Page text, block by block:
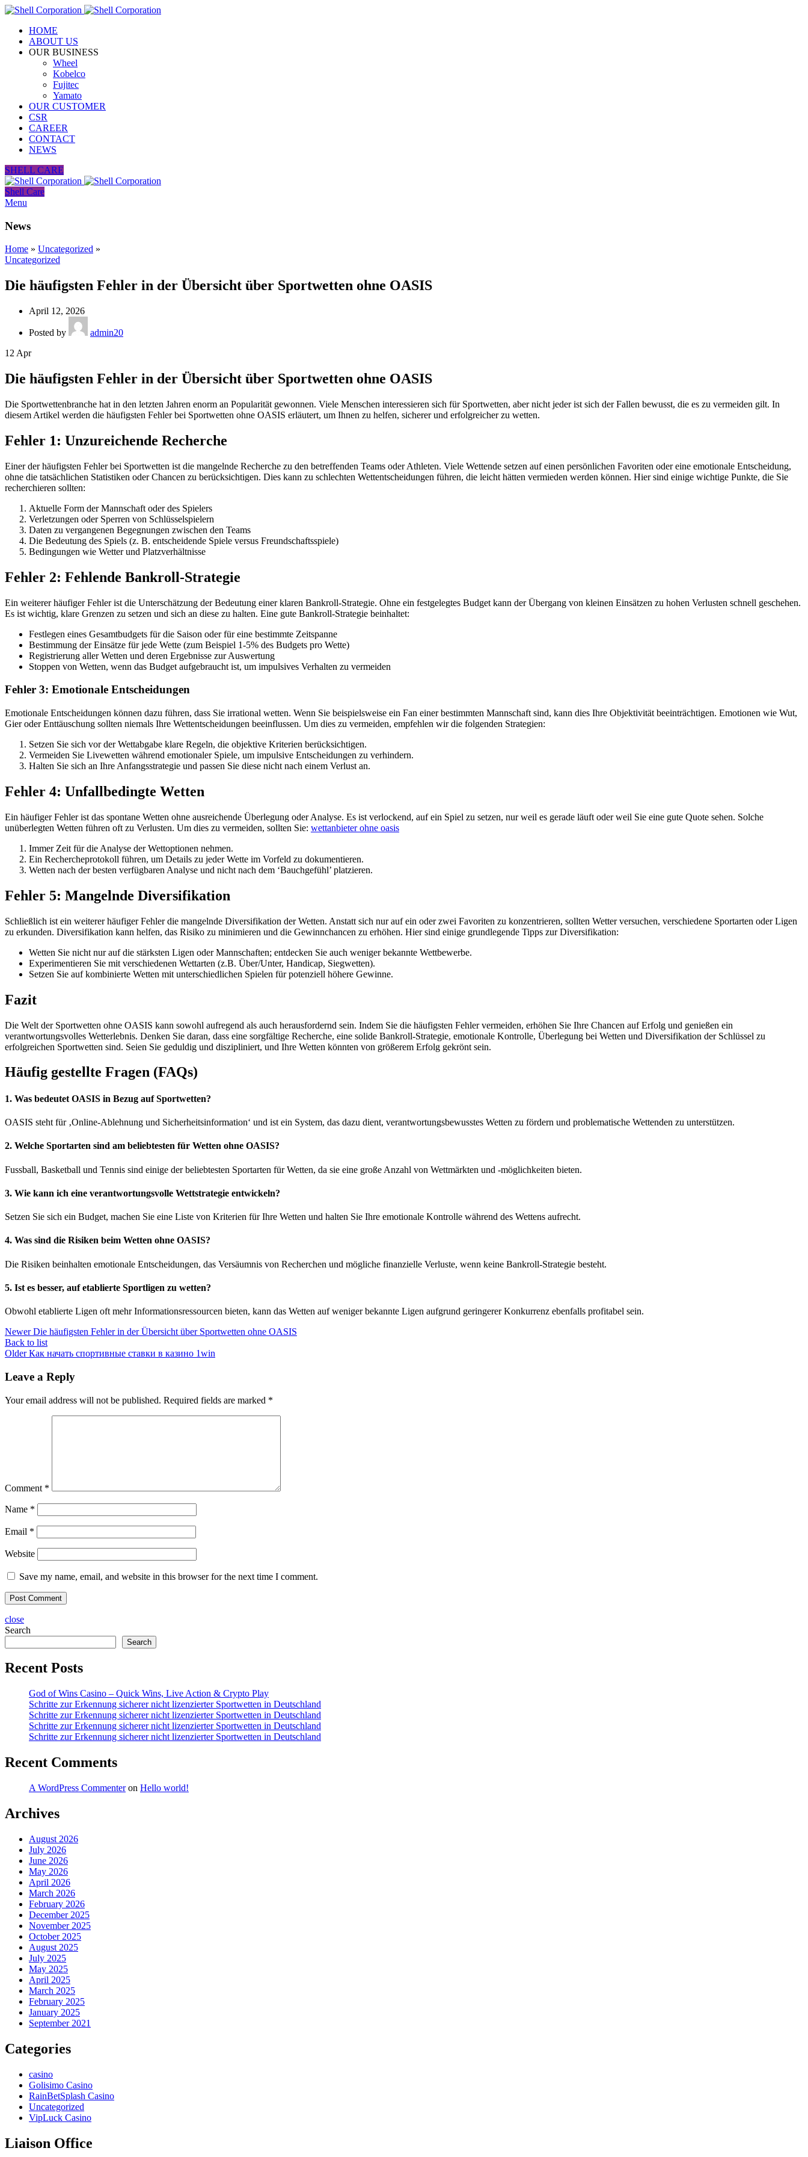
HOME
ABOUT US
OUR BUSINESS
Wheel
Kobelco
Fujitec
Yamato
OUR CUSTOMER
CSR
CAREER
CONTACT
NEWS
SHELL CARE
Shell Care
Menu
News
Home » Uncategorized »
Uncategorized
Die häufigsten Fehler in der Übersicht über Sportwetten ohne OASIS
April 12, 2026
Posted by
admin20
12 Apr
Die häufigsten Fehler in der Übersicht über Sportwetten ohne OASIS
Die Sportwettenbranche hat in den letzten Jahren enorm an Popularität gewonnen. Viele Menschen interessieren sich für Sportwetten, aber nicht jeder ist sich der Fallen bewusst, die es zu vermeiden gilt. In
diesem Artikel werden die häufigsten Fehler bei Sportwetten ohne OASIS erläutert, um Ihnen zu helfen, sicherer und erfolgreicher zu wetten.
Fehler 1: Unzureichende Recherche
Einer der häufigsten Fehler bei Sportwetten ist die mangelnde Recherche zu den betreffenden Teams oder Athleten. Viele Wettende setzen auf einen persönlichen Favoriten oder eine emotionale Entscheidung,
ohne die tatsächlichen Statistiken oder Chancen zu berücksichtigen. Dies kann zu schlechten Wettentscheidungen führen, die leicht hätten vermieden werden können. Hier sind einige wichtige Punkte, die Sie
recherchieren sollten:
Aktuelle Form der Mannschaft oder des Spielers
Verletzungen oder Sperren von Schlüsselspielern
Daten zu vergangenen Begegnungen zwischen den Teams
Die Bedeutung des Spiels (z. B. entscheidende Spiele versus Freundschaftsspiele)
Bedingungen wie Wetter und Platzverhältnisse
Fehler 2: Fehlende Bankroll-Strategie
Ein weiterer häufiger Fehler ist die Unterschätzung der Bedeutung einer klaren Bankroll-Strategie. Ohne ein festgelegtes Budget kann der Übergang von kleinen Einsätzen zu hohen Verlusten schnell geschehen.
Es ist wichtig, klare Grenzen zu setzen und sich an diese zu halten. Eine gute Bankroll-Strategie beinhaltet:
Festlegen eines Gesamtbudgets für die Saison oder für eine bestimmte Zeitspanne
Bestimmung der Einsätze für jede Wette (zum Beispiel 1-5% des Budgets pro Wette)
Registrierung aller Wetten und deren Ergebnisse zur Auswertung
Stoppen von Wetten, wenn das Budget aufgebraucht ist, um impulsives Verhalten zu vermeiden
Fehler 3: Emotionale Entscheidungen
Emotionale Entscheidungen können dazu führen, dass Sie irrational wetten. Wenn Sie beispielsweise ein Fan einer bestimmten Mannschaft sind, kann dies Ihre Objektivität beeinträchtigen. Emotionen wie Wut,
Gier oder Enttäuschung sollten niemals Ihre Wettentscheidungen beeinflussen. Um dies zu vermeiden, empfehlen wir die folgenden Strategien:
Setzen Sie sich vor der Wettabgabe klare Regeln, die objektive Kriterien berücksichtigen.
Vermeiden Sie Livewetten während emotionaler Spiele, um impulsive Entscheidungen zu verhindern.
Halten Sie sich an Ihre Anfangsstrategie und passen Sie diese nicht nach einem Verlust an.
Fehler 4: Unfallbedingte Wetten
Ein häufiger Fehler ist das spontane Wetten ohne ausreichende Überlegung oder Analyse. Es ist verlockend, auf ein Spiel zu setzen, nur weil es gerade läuft oder weil Sie eine gute Quote sehen. Solche
unüberlegten Wetten führen oft zu Verlusten. Um dies zu vermeiden, sollten Sie: wettanbieter ohne oasis
Immer Zeit für die Analyse der Wettoptionen nehmen.
Ein Rechercheprotokoll führen, um Details zu jeder Wette im Vorfeld zu dokumentieren.
Wetten nach der besten verfügbaren Analyse und nicht nach dem ‘Bauchgefühl’ platzieren.
Fehler 5: Mangelnde Diversifikation
Schließlich ist ein weiterer häufiger Fehler die mangelnde Diversifikation der Wetten. Anstatt sich nur auf ein oder zwei Favoriten zu konzentrieren, sollten Wetter versuchen, verschiedene Sportarten oder Ligen
zu erkunden. Diversifikation kann helfen, das Risiko zu minimieren und die Gewinnchancen zu erhöhen. Hier sind einige grundlegende Tipps zur Diversifikation:
Wetten Sie nicht nur auf die stärksten Ligen oder Mannschaften; entdecken Sie auch weniger bekannte Wettbewerbe.
Experimentieren Sie mit verschiedenen Wettarten (z.B. Über/Unter, Handicap, Siegwetten).
Setzen Sie auf kombinierte Wetten mit unterschiedlichen Spielen für potenziell höhere Gewinne.
Fazit
Die Welt der Sportwetten ohne OASIS kann sowohl aufregend als auch herausfordernd sein. Indem Sie die häufigsten Fehler vermeiden, erhöhen Sie Ihre Chancen auf Erfolg und genießen ein
verantwortungsvolles Wetterlebnis. Denken Sie daran, dass eine sorgfältige Recherche, eine solide Bankroll-Strategie, emotionale Kontrolle, Überlegung bei Wetten und Diversifikation der Schlüssel zu
erfolgreichen Sportwetten sind. Seien Sie geduldig und diszipliniert, und Ihre Wetten könnten von größerem Erfolg gekrönt sein.
Häufig gestellte Fragen (FAQs)
1. Was bedeutet OASIS in Bezug auf Sportwetten?
OASIS steht für ‚Online-Ablehnung und Sicherheitsinformation‘ und ist ein System, das dazu dient, verantwortungsbewusstes Wetten zu fördern und problematische Wettenden zu unterstützen.
2. Welche Sportarten sind am beliebtesten für Wetten ohne OASIS?
Fussball, Basketball und Tennis sind einige der beliebtesten Sportarten für Wetten, da sie eine große Anzahl von Wettmärkten und -möglichkeiten bieten.
3. Wie kann ich eine verantwortungsvolle Wettstrategie entwickeln?
Setzen Sie sich ein Budget, machen Sie eine Liste von Kriterien für Ihre Wetten und halten Sie Ihre emotionale Kontrolle während des Wettens aufrecht.
4. Was sind die Risiken beim Wetten ohne OASIS?
Die Risiken beinhalten emotionale Entscheidungen, das Versäumnis von Recherchen und mögliche finanzielle Verluste, wenn keine Bankroll-Strategie besteht.
5. Ist es besser, auf etablierte Sportligen zu wetten?
Obwohl etablierte Ligen oft mehr Informationsressourcen bieten, kann das Wetten auf weniger bekannte Ligen aufgrund geringerer Konkurrenz ebenfalls profitabel sein.
Newer Die häufigsten Fehler in der Übersicht über Sportwetten ohne OASIS
Back to list
Older Как начать спортивные ставки в казино 1win
Leave a Reply
Your email address will not be published. Required fields are marked *
Comment *
Name *
Email *
Website
Save my name, email, and website in this browser for the next time I comment.
close
Search
Search
Recent Posts
God of Wins Casino – Quick Wins, Live Action & Crypto Play
Schritte zur Erkennung sicherer nicht lizenzierter Sportwetten in Deutschland
Schritte zur Erkennung sicherer nicht lizenzierter Sportwetten in Deutschland
Schritte zur Erkennung sicherer nicht lizenzierter Sportwetten in Deutschland
Schritte zur Erkennung sicherer nicht lizenzierter Sportwetten in Deutschland
Recent Comments
A WordPress Commenteron Hello world!
Archives
August 2026
July 2026
June 2026
May 2026
April 2026
March 2026
February 2026
December 2025
November 2025
October 2025
August 2025
July 2025
May 2025
April 2025
March 2025
February 2025
January 2025
September 2021
Categories
casino
Golisimo Casino
RainBetSplash Casino
Uncategorized
VipLuck Casino
Liaison Office